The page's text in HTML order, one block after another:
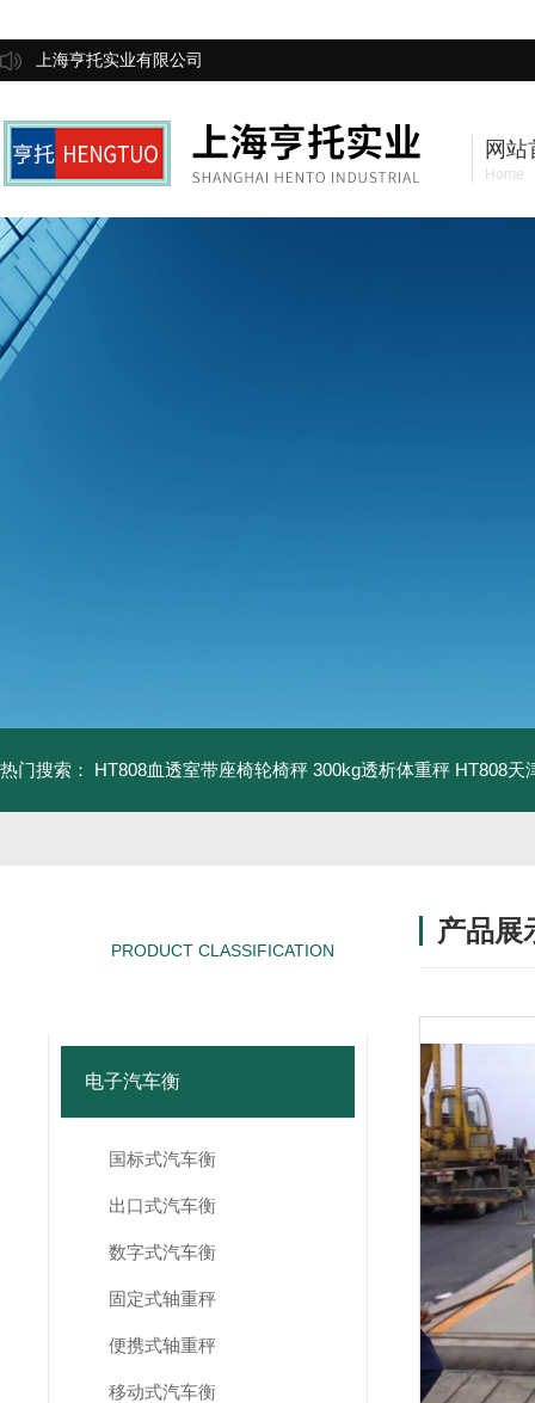
上海亨托实业有限公司
网站
Home
热门搜索： HT808血透室带座椅轮椅秤 300kg透析体重秤 HT808天
PRODUCT CLASSIFICATION
电子汽车衡
国标式汽车衡
出口式汽车衡
数字式汽车衡
固定式轴重秤
便携式轴重秤
移动式汽车衡
产品展